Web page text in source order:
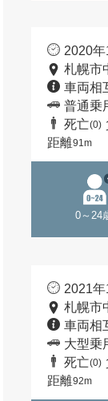
2020
札幌市
車両相
普通乗
死亡(0)
距離91m
0～24
2021
札幌市
車両相
大型乗
死亡(0)
距離92m